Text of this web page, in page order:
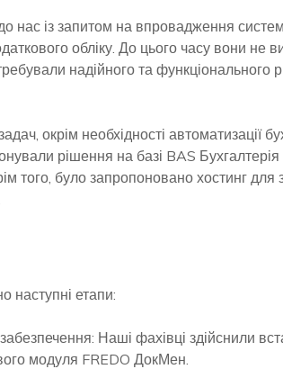
нас із запитом на впровадження
обліку. До цього часу вони не
надійного та функціонального
окрім необхідності автоматизації
рішення на базі BAS
того, було запропоновано хостинг для
наступні етапи:
Наші фахівці здійснили
модуля FREDO ДокМен.